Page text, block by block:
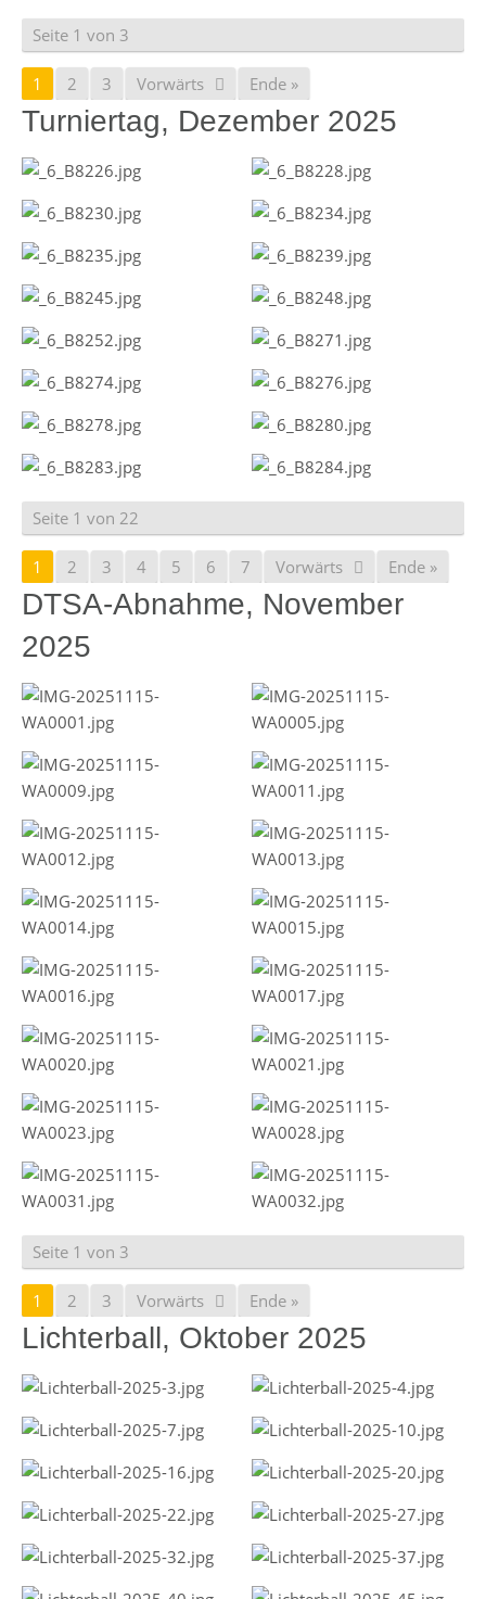
Seite 1 von 3
1 2 3 Vorwärts Ende »
Turniertag, Dezember 2025
Seite 1 von 22
1 2 3 4 5 6 7 Vorwärts Ende »
DTSA-Abnahme, November
2025
Seite 1 von 3
1 2 3 Vorwärts Ende »
Lichterball, Oktober 2025